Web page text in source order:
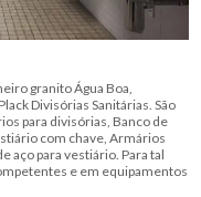
granito Água Boa,
Divisórias Sanitárias. São
para divisórias, Banco de
com chave, Armários
aço para vestiário. Para tal
e em equipamentos